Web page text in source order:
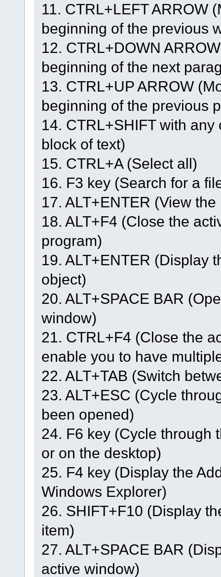
11. CTRL+LEFT ARROW
beginning of the previous
12. CTRL+DOWN
beginning of the next
13. CTRL+UP ARROW
beginning of the previous
14. CTRL+SHIFT with
block of text)
15. CTRL+A (Select all)
16. F3 key (Search for a
17. ALT+ENTER (View
18. ALT+F4 (Close the
program)
19. ALT+ENTER (Display
object)
20. ALT+SPACE BAR
window)
21. CTRL+F4 (Close the
enable you to have
22. ALT+TAB (Switch
23. ALT+ESC (Cycle
been opened)
24. F6 key (Cycle through
or on the desktop)
25. F4 key (Display the
Windows Explorer)
26. SHIFT+F10 (Display
item)
27. ALT+SPACE BAR
active window)